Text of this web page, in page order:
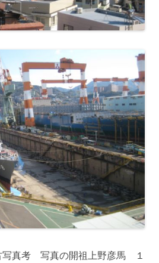
写真考 写真の開祖上野彦馬 １